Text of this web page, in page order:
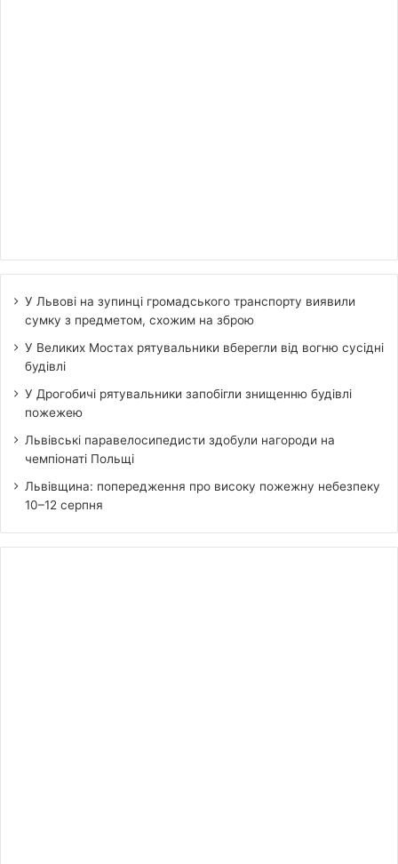
У Львові на зупинці громадського транспорту виявили
сумку з предметом, схожим на зброю
У Великих Мостах рятувальники вберегли від вогню сусідні
будівлі
У Дрогобичі рятувальники запобігли знищенню будівлі
пожежею
Львівські паравелосипедисти здобули нагороди на
чемпіонаті Польщі
Львівщина: попередження про високу пожежну небезпеку
10–12 серпня